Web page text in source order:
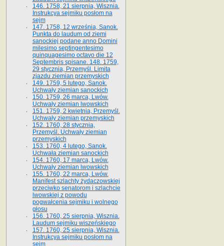
146. 1758, 21 sierpnia, Wisznia.
Instrukcya sejmiku posłom na
sejm
147. 1758, 12 września, Sanok.
Punkta do laudum od ziemi
sanockiej podane anno Domini
milesimo septingentesimo
quinquagesimo octavo die 12
Septembris spisane. 148. 1759,
29 stycznia, Przemyśl. Limita
zjazdu ziemian przemyskich
149. 1759, 5 lutego, Sanok.
Uchwały ziemian sanockich
150. 1759, 26 marca, Lwów.
Uchwały ziemian lwowskich
151. 1759, 2 kwietnia, Przemyśl.
Uchwały ziemian przemyskich
152. 1760, 28 stycznia,
Przemyśl. Uchwały ziemian
przemyskich
153. 1760, 4 lutego, Sanok.
Uchwała ziemian sanockich
154. 1760, 17 marca, Lwów.
Uchwały ziemian lwowskich
155. 1760, 22 marca, Lwów.
Manifest szlachty żydaczowskiej
przeciwko senatorom i szlachcie
lwowskiej z po­wodu
pogwałcenia sejmiku i wolnego
głosu
156. 1760, 25 sierpnia, Wisznia.
Laudum sejmiku wiszeńskiego
157. 1760, 25 sierpnia, Wisznia.
Instrukcya sejmiku posłom na
sejm